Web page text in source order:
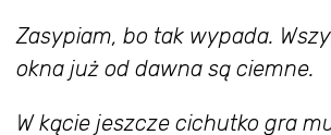
Zasypiam, bo tak wypada.
okna już od dawna są ciemne.
W kącie jeszcze cichutko gra